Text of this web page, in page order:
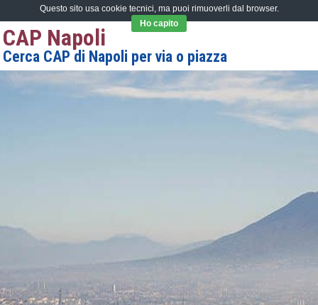
CAP Napoli
Cerca CAP di Napoli per via o piazza
Questo sito usa cookie tecnici, ma puoi rimuoverli dal browser.
Ho capito